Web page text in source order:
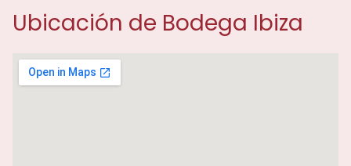
Ubicación de Bodega Ibiza